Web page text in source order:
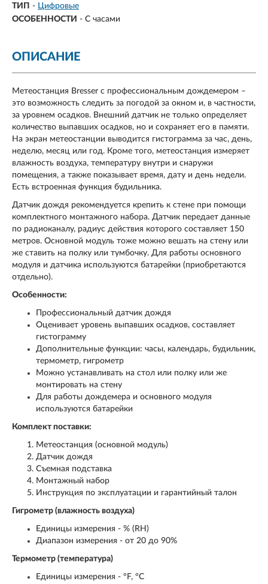
ТИП - Цифровые
ОСОБЕННОСТИ - С часами
ОПИСАНИЕ
Метеостанция Bresser с профессиональным дождемером –
это возможность следить за погодой за окном и, в частности,
за уровнем осадков. Внешний датчик не только определяет
количество выпавших осадков, но и сохраняет его в памяти.
На экран метеостанции выводится гистограмма за час, день,
неделю, месяц или год. Кроме того, метеостанция измеряет
влажность воздуха, температуру внутри и снаружи
помещения, а также показывает время, дату и день недели.
Есть встроенная функция будильника.
Датчик дождя рекомендуется крепить к стене при помощи
комплектного монтажного набора. Датчик передает данные
по радиоканалу, радиус действия которого составляет 150
метров. Основной модуль тоже можно вешать на стену или
же ставить на полку или тумбочку. Для работы основного
модуля и датчика используются батарейки (приобретаются
отдельно).
Особенности:
Профессиональный датчик дождя
Оценивает уровень выпавших осадков, составляет
гистограмму
Дополнительные функции: часы, календарь, будильник,
термометр, гигрометр
Можно устанавливать на стол или полку или же
монтировать на стену
Для работы дождемера и основного модуля
используются батарейки
Комплект поставки:
Метеостанция (основной модуль)
Датчик дождя
Съемная подставка
Монтажный набор
Инструкция по эксплуатации и гарантийный талон
Гигрометр (влажность воздуха)
Единицы измерения - % (RH)
Диапазон измерения - от 20 до 90%
Термометр (температура)
Единицы измерения - °F, °C